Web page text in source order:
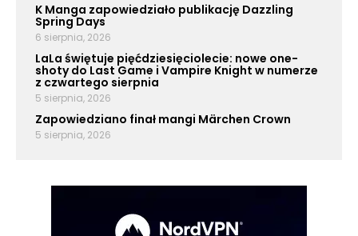
K Manga zapowiedziało publikację Dazzling
Spring Days
6 sierpnia, 2026
LaLa świętuje pięćdziesięciolecie: nowe one-
shoty do Last Game i Vampire Knight w numerze
z czwartego sierpnia
5 sierpnia, 2026
Zapowiedziano finał mangi Märchen Crown
5 sierpnia, 2026